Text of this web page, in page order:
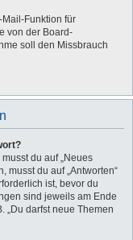
Funktion für
von der Board-
soll den Missbrauch
du auf „Neues
musst du auf „Antworten“
ist, bevor du
sind jeweils am Ende
„Du darfst neue Themen